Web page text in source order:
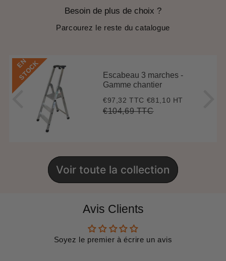
Besoin de plus de choix ?
Parcourez le reste du catalogue
E
N
S
T
O
C
K
Escabeau 3 marches -
Gamme chantier
Prix
réduit
€97,32 TTC €97,32
€81,10 HT
Prix
€104,69 TTC€104,69
Voir toute la collection
Avis Clients
Soyez le premier à écrire un avis